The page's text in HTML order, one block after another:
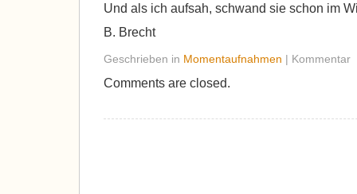
Und als ich aufsah, schwand sie schon im
B. Brecht
Geschrieben in Momentaufnahmen | Kommentar
Comments are closed.